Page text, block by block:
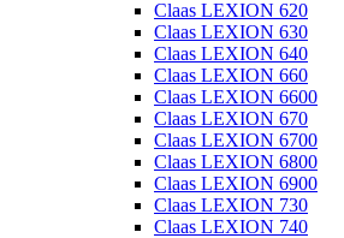
Claas LEXION 620
Claas LEXION 630
Claas LEXION 640
Claas LEXION 660
Claas LEXION 6600
Claas LEXION 670
Claas LEXION 6700
Claas LEXION 6800
Claas LEXION 6900
Claas LEXION 730
Claas LEXION 740